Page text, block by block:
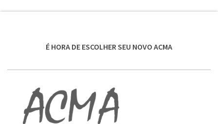
É HORA DE ESCOLHER SEU NOVO ACMA